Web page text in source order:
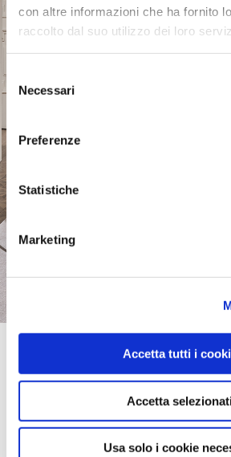
con altre informazioni che ha fornito
raccolto dal suo utilizzo dei loro
Selezione
delNecessari
Preferenze
Statistiche
Marketing
Accetta tutti i
Accetta
Usa solo i cookie
Official Retailer
CHEMIN DE NIVELLES
7060, SOIGNIES, HENEGOUWEN-
take me here